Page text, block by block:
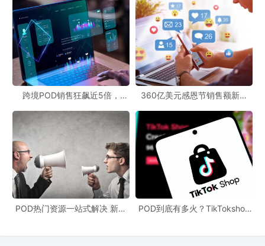
发更具针对性的营销和服务策略。例如，结合传统的市场推广手段
和AI的数据分析能力，为消费者提供更准确的产品信息和个性化的
服务。同时，针对消费者对安全问题的担忧，跨境电商企业需要加
强数据安全保护和信息审核，提高消费者的信任度。
总之，巴西市场的这一消费现状为跨境电商POD模式带来了挑战，
策略，以适应不断变化的跨境市场环境。
跨境POD销售狂飙近5倍，
360亿美元感恩节销售额新纪
新风潮！
POD热门资源一站式解决 新手
POD到底有多火？TikTokshop